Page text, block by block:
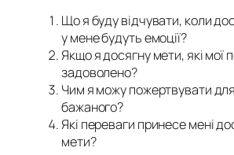
Що я буду відчувати, коли
у мене будуть емоції?
Якщо я досягну мети, які мої
задоволено?
Чим я можу пожертвувати
бажаного?
Які переваги принесе мені
мети?